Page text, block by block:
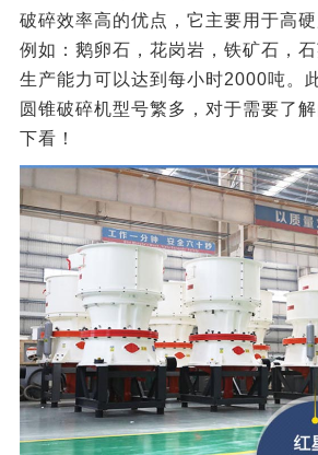
破碎效率高的优点，它主要用于高硬
例如：鹅卵石，花岗岩，铁矿石，石
生产能力可以达到每小时2000吨。
圆锥破碎机型号繁多，对于需要了
下看！